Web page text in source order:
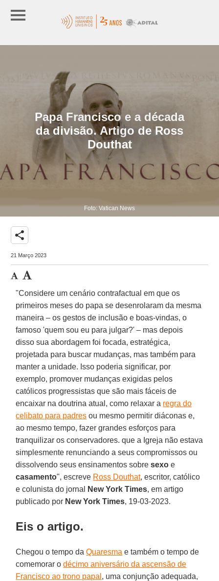
Papa Francisco e a década
da divisão. Artigo de Ross
Douthat
Foto: Vatican News
share
21 Março 2023
"Considere um cenário contrafactual em que os
primeiros meses do papa se desenrolaram da mesma
maneira – os gestos de inclusão e boas-vindas, o
famoso 'quem sou eu para julgar?' – mas depois
disso sua abordagem foi focada, estratégica,
projetada para buscar mudanças, mas também para
manter a unidade. Isso poderia significar, por
exemplo, promover mudanças exigidas pelos
católicos progressistas que são mais fáceis de
encaixar na doutrina atual, como relaxar a regra do
celibato para padres ou mesmo permitir diáconas e,
ao mesmo tempo, fazer grandes esforços para
tranquilizar os conservadores. que a Igreja não estava
simplesmente renunciando a seus compromissos ou
dissolvendo seus ensinamentos sobresexo e
casamento", escreve Ross Douthat, escritor, católico
e colunista do jornal
New York Times, em artigo
publicado por New York Times, 19-03-2023.
Eis o artigo.
Chegou o tempo daQuaresma e também o tempo de
comemorar odécimo aniversário da ascensão de
Francisco ao trono papal , uma conjunção adequada,